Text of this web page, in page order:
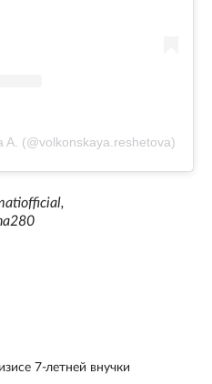
A. (@volkonskaya.reshetova)
7-летней внучки